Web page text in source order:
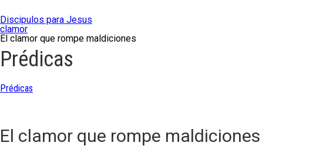
Discipulos para Jesus
clamor
El clamor que rompe maldiciones
Prédicas
Prédicas
El clamor que rompe maldiciones